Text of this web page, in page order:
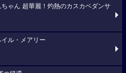
ゃん 超華麗！灼熱のカスカベダンサ
ル・メアリー